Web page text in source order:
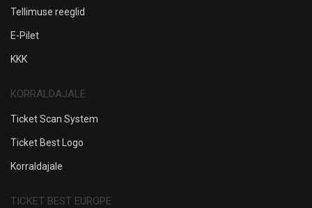
Tellimuse reeglid
E-Pilet
KKK
KORRALDAJALE
Ticket Scan System
Ticket Best Logo
Korraldajale
TICKET BEST EUROPE